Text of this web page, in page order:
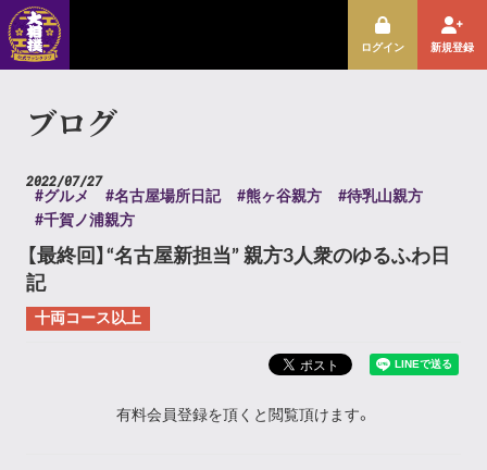
ログイン 新規登録
ブログ
2022/07/27
#グルメ #名古屋場所日記 #熊ヶ谷親方
#待乳山親方
#千賀ノ浦親方
【最終回】“名古屋新担当” 親方3人衆のゆるふわ日
記
十両コース以上
有料会員登録を頂くと閲覧頂けます。